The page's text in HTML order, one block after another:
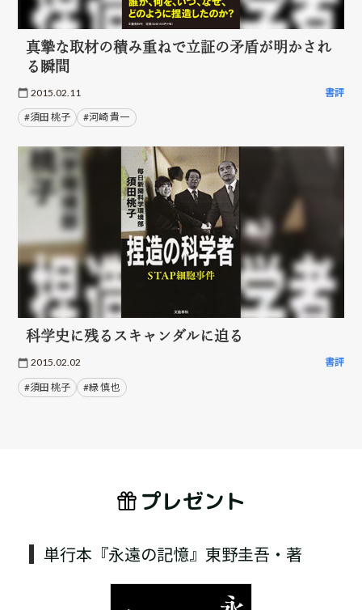
真摯な取材の積み重ねで立証の矛盾が明かされ
る瞬間
2015.02.11 書評
#須田 桃子 #河崎 貴一
科学史に残るスキャンダルに迫る
2015.02.02 書評
#須田 桃子 #緑 慎也
プレゼント
単行本『永遠の記憶』東野圭吾・著